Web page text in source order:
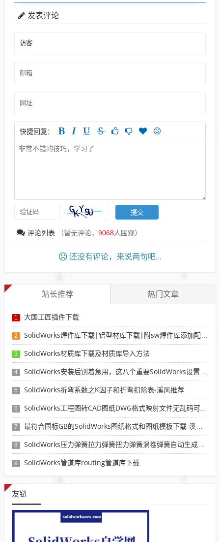
发表评论
快捷回复：
评论列表 （暂无评论， 9068人围观）
还没有评论，来说两句吧...
站长推荐 热门文章
1 大国工匠插件下载
2 SolidWorks焊件库下载|铝型材库下载|附sw焊件库添加配置使用教程
3 SolidWorks材质库下载及材质库导入方法
4 SolidWorks安装后别着急用，这八个重要SolidWorks设置可以提高你的画图效率
5 SolidWorks折弯系数之K因子和折弯扣除表-溪风推荐
6 SolidWorks工程图转CAD图纸DWG格式映射文件无乱码可分层-溪风亲测推荐
7 最符合国标GB的SolidWorks图纸格式和图纸模板下载-溪风专用版
8 SolidWorks压力弹簧拉力弹簧扭力弹簧涡卷弹簧自动生成宏程序下载
9 SolidWorks管道库routing管道库下载
友链